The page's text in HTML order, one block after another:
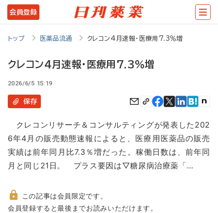
メ
イ
テ
移
会員登録
トップ 医薬品流通 クレコン4月速報・医療用7.3％増
クレコン4月速報・医療用7.3％増
2026/6/5 15:19
保存
クレコンリサーチ＆コンサルティングが発表した202
6年4月の販売動態速報によると、医療用医薬品の販売
実績は前年同月比7.3％増だった。稼働日数は、前年同
月と同じ21日。 プラス要因は▽糖尿病治療薬「…
非
この記事は会員限定です。
会員登録すると最後までお読みいただけます。